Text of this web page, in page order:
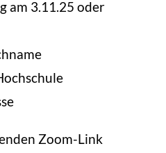
am 3.11.25 oder
Zoom-Link